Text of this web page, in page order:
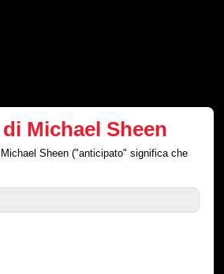
Michael Sheen
Sheen ("anticipato" significa che